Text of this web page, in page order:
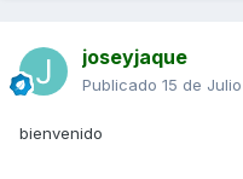
joseyjaque
Publicado 15 de
bienvenido